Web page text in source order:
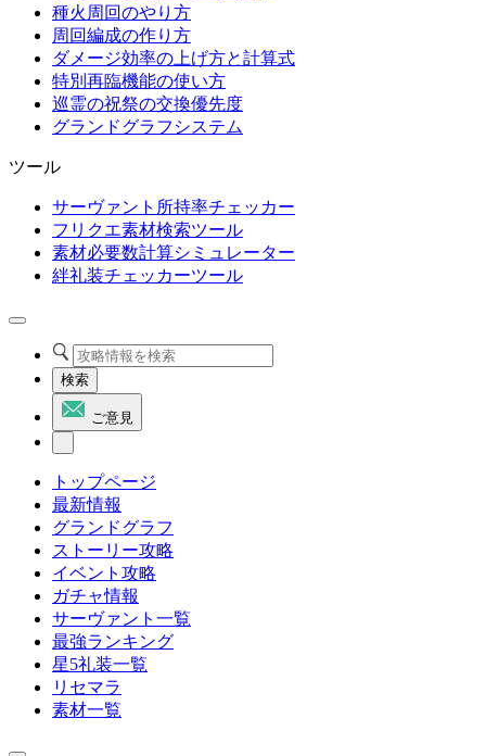
種火周回のやり方
周回編成の作り方
ダメージ効率の上げ方と計算式
特別再臨機能の使い方
巡霊の祝祭の交換優先度
グランドグラフシステム
ツール
サーヴァント所持率チェッカー
フリクエ素材検索ツール
素材必要数計算シミュレーター
絆礼装チェッカーツール
検索
ご意見
トップページ
最新情報
グランドグラフ
ストーリー攻略
イベント攻略
ガチャ情報
サーヴァント一覧
最強ランキング
星5礼装一覧
リセマラ
素材一覧